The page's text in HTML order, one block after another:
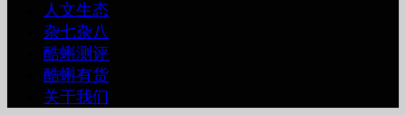
人文生态
杂七杂八
酷蝌测评
酷蝌有货
关于我们